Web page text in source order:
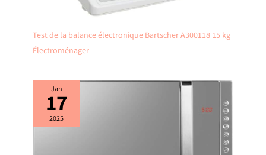
Test de la balance électronique Bartscher A300118 15 kg
Électroménager
Jan
17
2025